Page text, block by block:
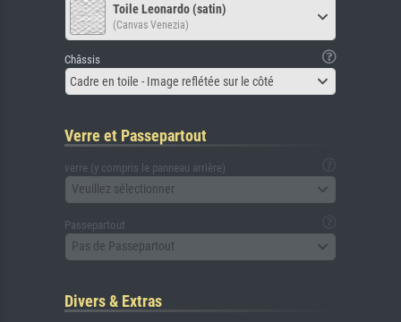
Toile Leonardo (satin)
(Canvas Venezia)
Châssis
Cadre en toile - Image reflétée sur le côté
Verre et Passepartout
verre (y compris le panneau arrière)
Veuillez sélectionner
Passepartout
Pas de Passepartout
Divers & Extras